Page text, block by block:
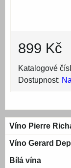
899 Kč
Katalogové
Dostupnost:
Víno Pierre
Víno Gerard
Bílá vína